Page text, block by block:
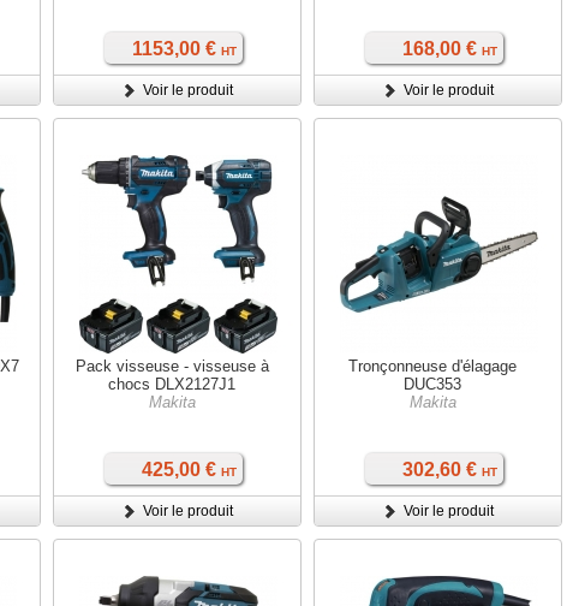
1153,00 € HT
Voir le produit
168,00 € HT
Voir le produit
Pack visseuse - visseuse à
chocs DLX2127J1
Makita
425,00 € HT
Voir le produit
Tronçonneuse d'élagage
DUC353
Makita
302,60 € HT
Voir le produit